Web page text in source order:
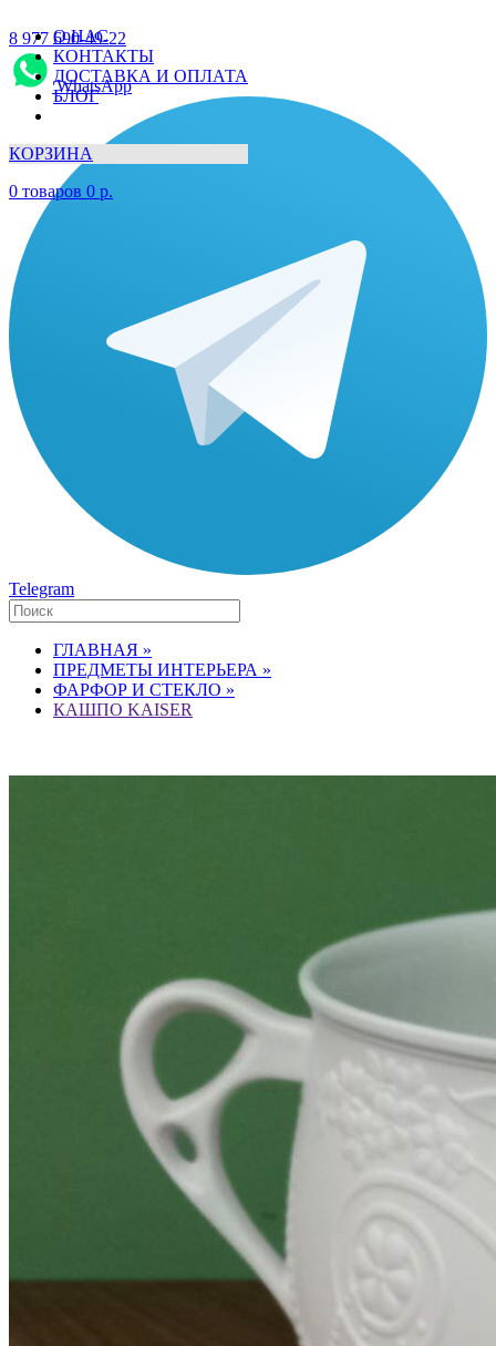
О НАС
КОНТАКТЫ
ДОСТАВКА И ОПЛАТА
БЛОГ
КОРЗИНА
0 товаров 0 р.
8 977 690-49-22
WhatsApp
Telegram
ГЛАВНАЯ »
ПРЕДМЕТЫ ИНТЕРЬЕРА »
ФАРФОР И СТЕКЛО »
КАШПО KAISER